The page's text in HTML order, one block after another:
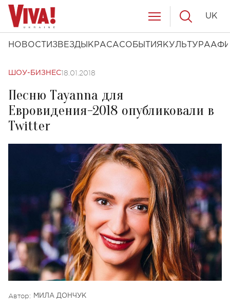
НОВОСТИ ЗВЕЗДЫ КРАСАСОБЫТИЯ КУЛЬТУРА
UK
ШОУ-БИЗНЕС18.01.2018
Песню Тayanna для
Евровидения-2018 опубликовали в
Twitter
Автор: МИЛА ДОНЧУК